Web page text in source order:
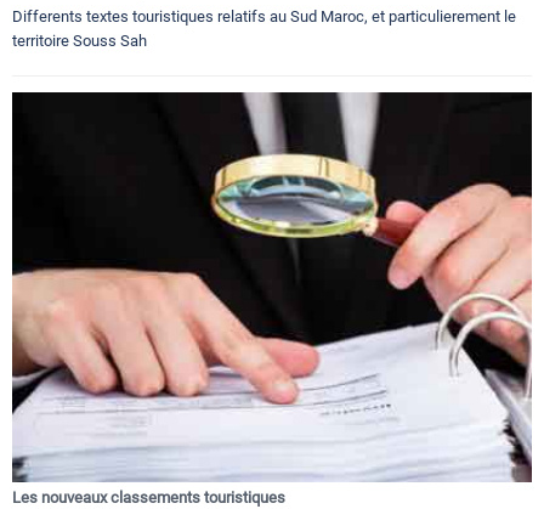
Differents textes touristiques relatifs au Sud Maroc, et particulierement le
territoire Souss Sah
Les nouveaux classements touristiques